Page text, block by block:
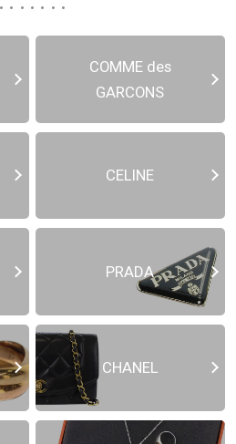
COMME des
GARCONS
CELINE
PRADA
CHANEL